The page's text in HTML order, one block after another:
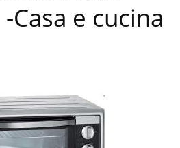
-Casa e cucina